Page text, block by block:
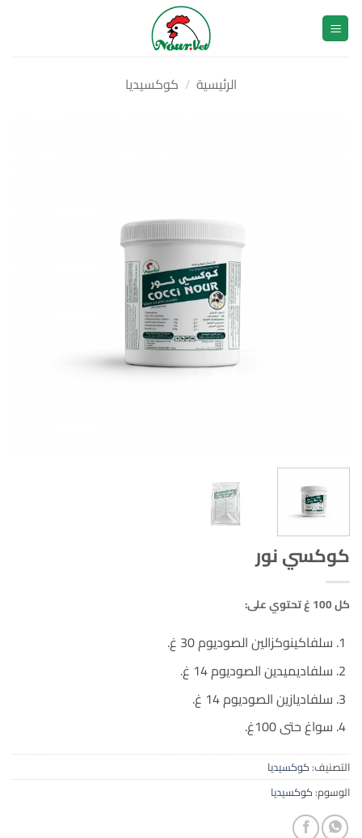
تخطي
للمحتوى
الرئيسية / كوكسيديا
كوكسي نور
كل 100 غ تحتوي على:
سلفاكينوكزالين الصوديوم 30 غ.
سلفاديميدين الصوديوم 14 غ.
سلفاديازين الصوديوم 14 غ.
سواغ حتى 100غ.
التصنيف:كوكسيديا
الوسوم:كوكسيديا